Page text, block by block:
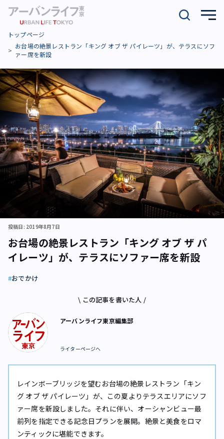
トップページ
お台場の絶景レストラン「キング オブ ザ パイレーツ」が、テラスにソフ
ァー席を新設
お台場の絶景レストラン「キング オブ ザ パ
イレーツ」が、テラスにソファー席を新設
投稿日: 2019年8月7日
おでかけ
\ この記事を書いた人 /
アーバンライフ東京編集部
ライターページへ
レインボーブリッジを望むお台場の絶景レストラン「キン
グ オブ ザ パイレーツ」が、この夏よりテラスエリアにソフ
ァー席を新設しました。それに伴い、オーシャンビュー最
前列を指定できる記念日プランを展開。絶景と美食をロマ
ンティックに堪能できます。